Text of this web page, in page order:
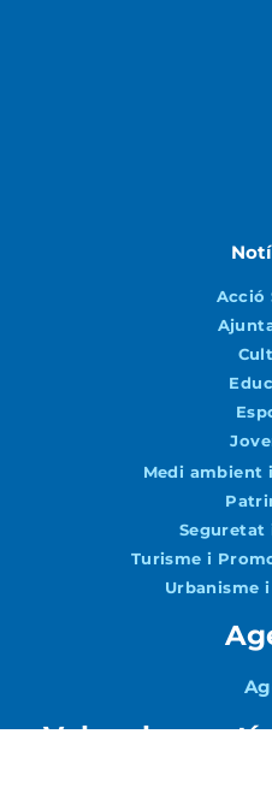
Acció
Medi ambient
Turisme i
Urbanisme
Vols rebre